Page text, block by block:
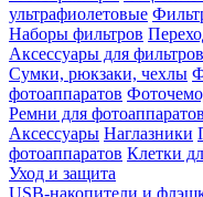
ультрафиолетовые
Наборы фильтров
Аксессуары для фильтров
Сумки, рюкзаки, чехлы
фотоаппаратов
Ремни для фотоаппаратов
Аксессуары Наглазники
фотоаппаратов Клетки
Уход и защита
USB-накопители и